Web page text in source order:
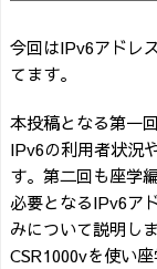
今回はIPv6アドレ
てます。
本投稿となる第一
IPv6の利用者状況
す。第二回も座学
必要となるIPv6ア
みについて説明し
CSR1000vを使い